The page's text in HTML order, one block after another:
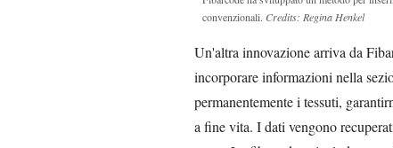
convenzionali. Credits: Regina Henkel
Un'altra innovazione arriva da
incorporare informazioni nella
permanentemente i tessuti,
a fine vita. I dati vengono